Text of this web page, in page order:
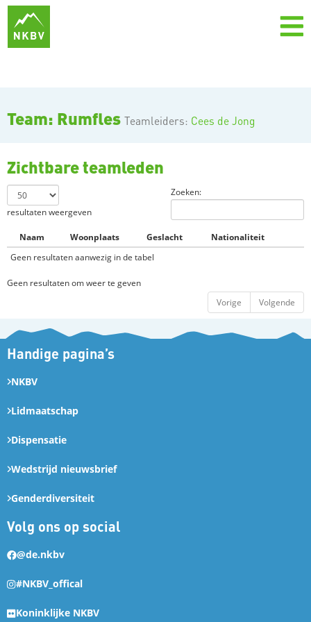
Team: Rumfles Teamleiders: Cees de Jong
Zichtbare teamleden
resultaten weergeven
Zoeken:
Naam Woonplaats Geslacht
Nationaliteit
Geen resultaten aanwezig in de tabel
Geen resultaten om weer te geven
Vorige
Volgende
Handige pagina’s
NKBV
Lidmaatschap
Dispensatie
Wedstrijd nieuwsbrief
Genderdiversiteit
Volg ons op social
@de.nkbv
#NKBV_offical
Koninklijke NKBV